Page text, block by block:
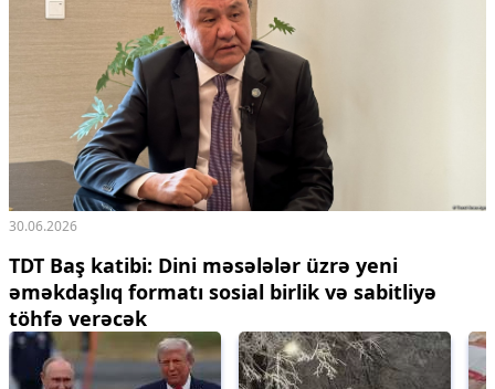
30.06.2026
TDT Baş katibi: Dini məsələlər üzrə yeni
əməkdaşlıq formatı sosial birlik və sabitliyə
töhfə verəcək